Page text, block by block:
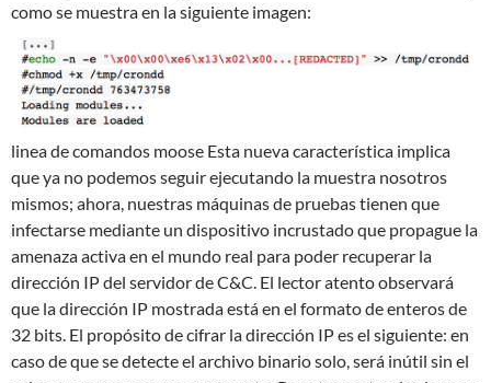
como se muestra en la siguiente imagen:
linea de comandos moose Esta nueva característica implica
que ya no podemos seguir ejecutando la muestra nosotros
mismos; ahora, nuestras máquinas de pruebas tienen que
infectarse mediante un dispositivo incrustado que propague la
amenaza activa en el mundo real para poder recuperar la
dirección IP del servidor de C&C. El lector atento observará
que la dirección IP mostrada está en el formato de enteros de
32 bits. El propósito de cifrar la dirección IP es el siguiente: en
caso de que se detecte el archivo binario solo, será inútil sin el